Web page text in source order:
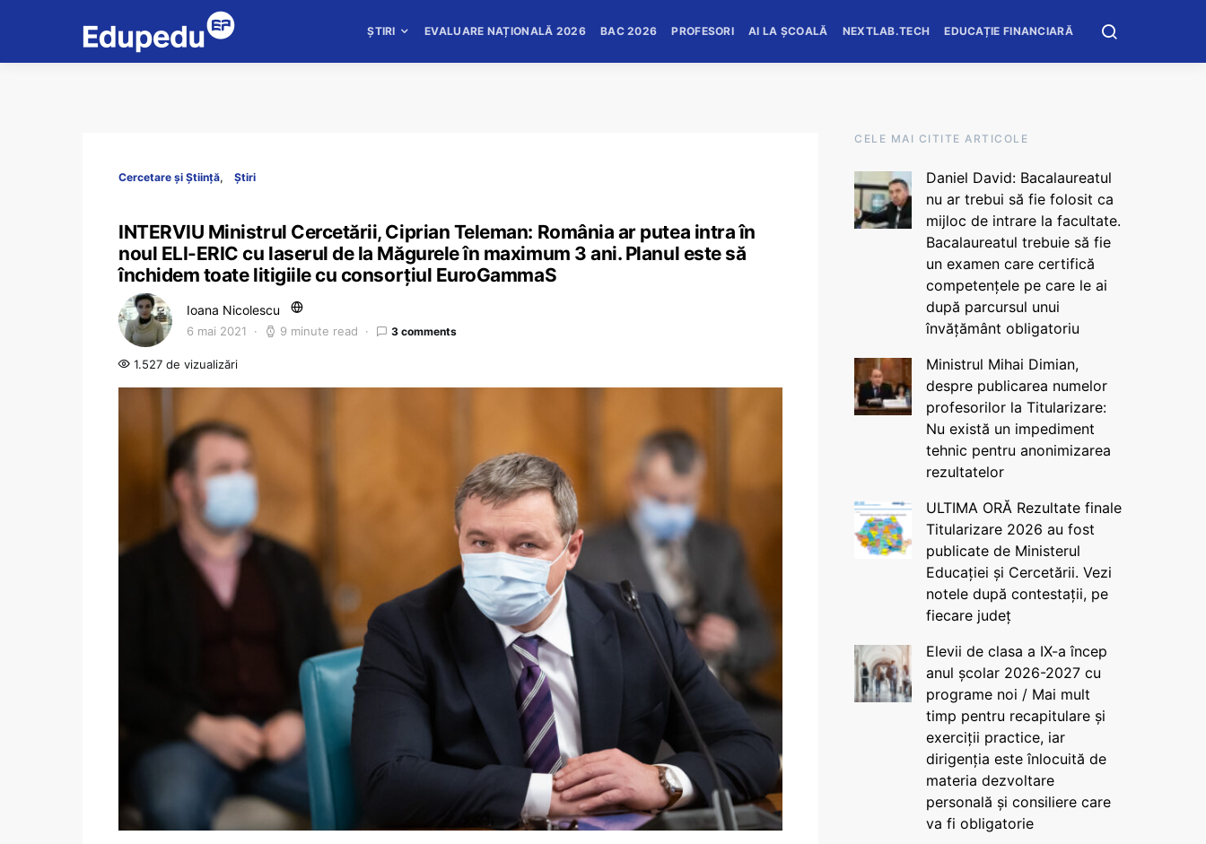
ȘTIRI EVALUARE NAȚIONALĂ 2026 BAC 2026 PROFESORI AI LA ȘCOALĂ NEXTLAB.TECH EDUCAȚIE FINANCIARĂ
Cercetare și Știință Știri
INTERVIU Ministrul Cercetării, Ciprian Teleman: România ar putea intra în
noul ELI-ERIC cu laserul de la Măgurele în maximum 3 ani. Planul este să
închidem toate litigiile cu consorțiul EuroGammaS
Ioana Nicolescu
6 mai 2021 9 minute read 3 comments
1.527 de vizualizări
CELE MAI CITITE ARTICOLE
Daniel David: Bacalaureatul
nu ar trebui să fie folosit ca
mijloc de intrare la facultate.
Bacalaureatul trebuie să fie
un examen care certifică
competențele pe care le ai
după parcursul unui
învățământ obligatoriu
Ministrul Mihai Dimian,
despre publicarea numelor
profesorilor la Titularizare:
Nu există un impediment
tehnic pentru anonimizarea
rezultatelor
ULTIMA ORĂ Rezultate finale
Titularizare 2026 au fost
publicate de Ministerul
Educației și Cercetării. Vezi
notele după contestații, pe
fiecare județ
Elevii de clasa a IX-a încep
anul școlar 2026-2027 cu
programe noi / Mai mult
timp pentru recapitulare și
exerciții practice, iar
dirigenția este înlocuită de
materia dezvoltare
personală și consiliere care
va fi obligatorie